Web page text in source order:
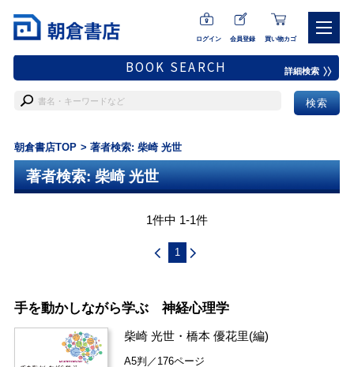
ログイン 会員登録 買い物カゴ
BOOK SEARCH 詳細検索
朝倉書店TOP 著者検索: 柴崎 光世
著者検索: 柴崎 光世
1件中 1-1件
1
手を動かしながら学ぶ 神経心理学
柴崎 光世 ・橋本 優花里(編)
A5判／176ページ